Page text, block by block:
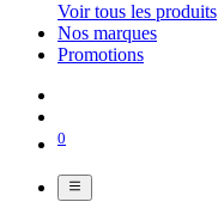
Voir tous les produits
Nos marques
Promotions
0